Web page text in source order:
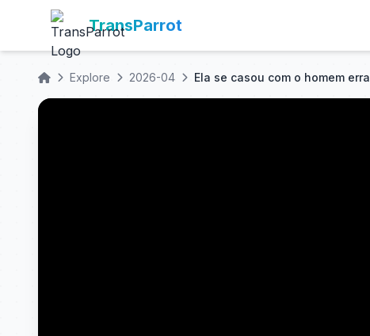
TransParrot
Explore 2026-04